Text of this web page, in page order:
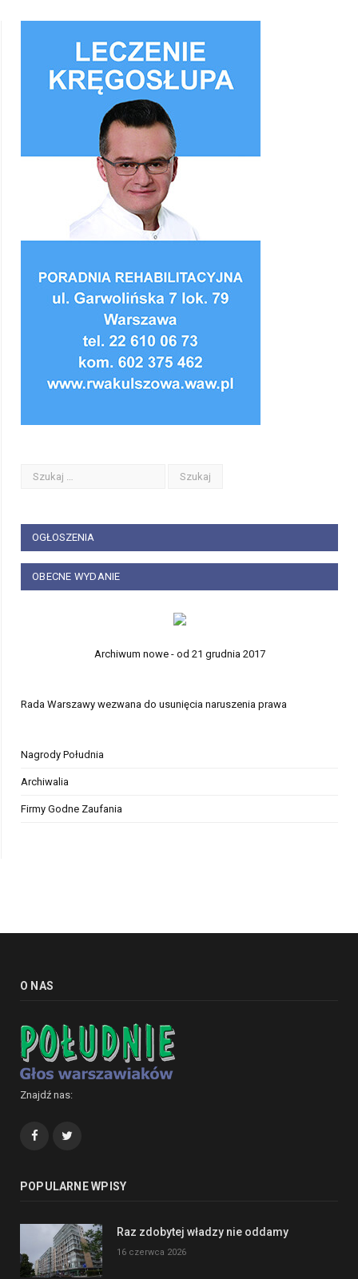
OGŁOSZENIA
OBECNE WYDANIE
Archiwum nowe - od 21 grudnia 2017
Rada Warszawy wezwana do usunięcia naruszenia prawa
Nagrody Południa
Archiwalia
Firmy Godne Zaufania
O NAS
Znajdź nas:
Facebook
POPULARNE WPISY
Raz zdobytej władzy nie oddamy
16 czerwca 2026